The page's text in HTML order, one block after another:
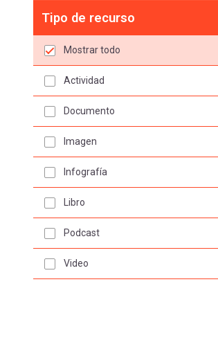
Tipo de recurso
Mostrar todo
Actividad
Documento
Imagen
Infografía
Libro
Podcast
Video